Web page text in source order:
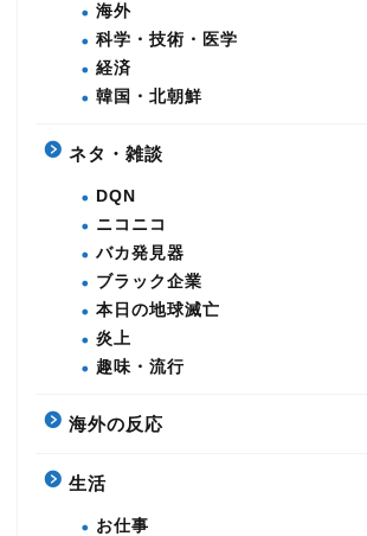
海外
科学・技術・医学
経済
韓国・北朝鮮
ネタ・雑談
DQN
ニコニコ
バカ発見器
ブラック企業
本日の地球滅亡
炎上
趣味・流行
海外の反応
生活
お仕事